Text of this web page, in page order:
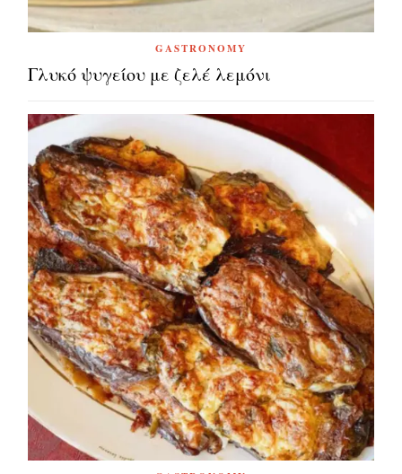
GASTRONOMY
Γλυκό ψυγείου με ζελέ λεμόνι